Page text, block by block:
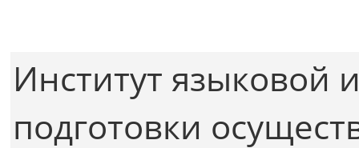
Институт языковой
подготовки